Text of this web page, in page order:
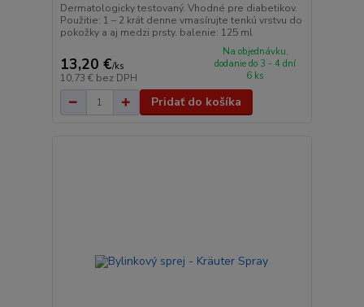
Dermatologicky testovaný. Vhodné pre diabetikov.
Použitie: 1 – 2 krát denne vmasírujte tenkú vrstvu do
pokožky a aj medzi prsty. balenie: 125 ml
13,20 €/ks
10,73 € bez DPH
Na objednávku,
dodanie do 3 - 4 dní
6 ks
Pridať do košíka